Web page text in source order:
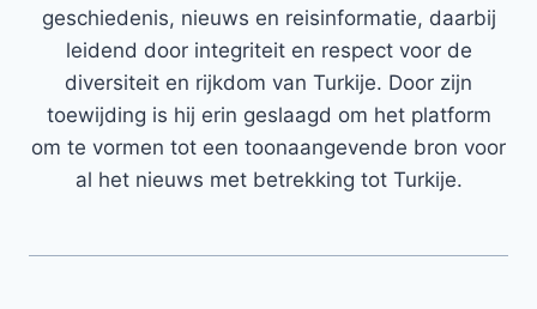
geschiedenis, nieuws en reisinformatie, daarbij
leidend door integriteit en respect voor de
diversiteit en rijkdom van Turkije. Door zijn
toewijding is hij erin geslaagd om het platform
om te vormen tot een toonaangevende bron voor
al het nieuws met betrekking tot Turkije.